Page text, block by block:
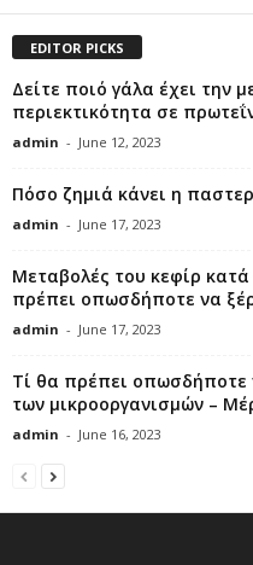
EDITOR PICKS
Δείτε ποιό γάλα έχει την
περιεκτικότητα σε
admin - June 12, 2023
Πόσο ζημιά κάνει η
admin - June 17, 2023
Μεταβολές του κεφίρ
πρέπει οπωσδήποτε να
admin - June 17, 2023
Τί θα πρέπει οπωσδήποτε
των μικροοργανισμών –
admin - June 16, 2023